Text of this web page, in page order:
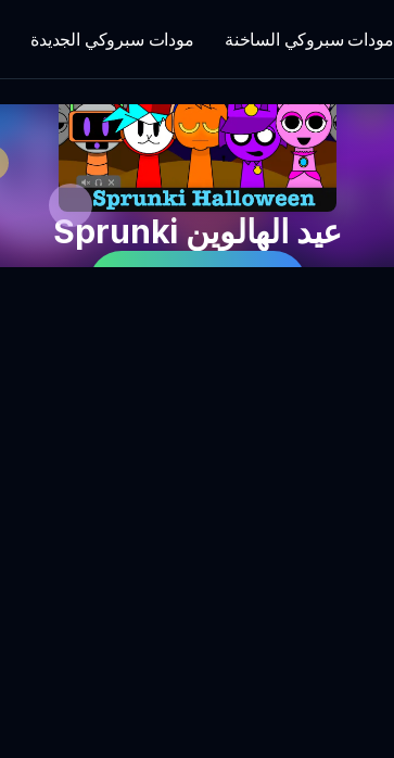
مودات سبروكي الجديدة مودات سبروكي الساخنة
Sprunki عيد الهالوين